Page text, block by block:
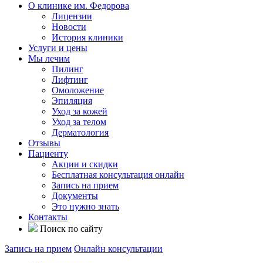
О клинике им. Федорова
Лицензии
Новости
История клиники
Услуги и цены
Мы лечим
Пилинг
Лифтинг
Омоложение
Эпиляция
Уход за кожей
Уход за телом
Дерматология
Отзывы
Пациенту
Акции и скидки
Бесплатная консультация онлайн
Запись на прием
Документы
Это нужно знать
Контакты
Поиск по сайту
Запись на прием Онлайн консультации